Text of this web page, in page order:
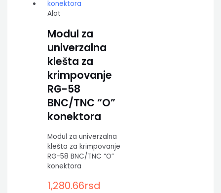
Alat
Modul za
univerzalna
klešta za
krimpovanje
RG-58
BNC/TNC “O”
konektora
Modul za univerzalna
klešta za krimpovanje
RG-58 BNC/TNC “O”
konektora
1,280.66rsd